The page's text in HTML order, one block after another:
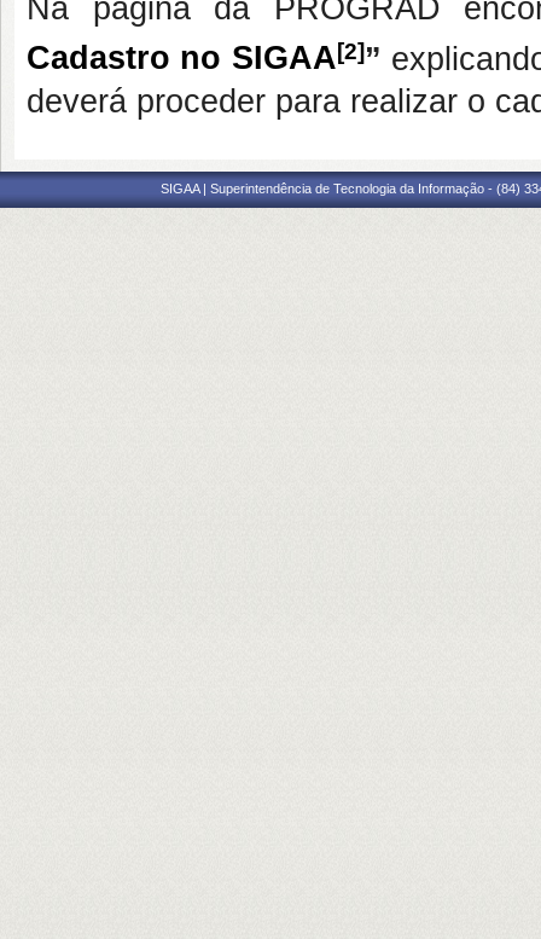
Na página da PROGRAD
Cadastro no SIGAA[2]”
deverá proceder para realizar o
SIGAA | Superintendência de Tecnologia da Informação - (84)